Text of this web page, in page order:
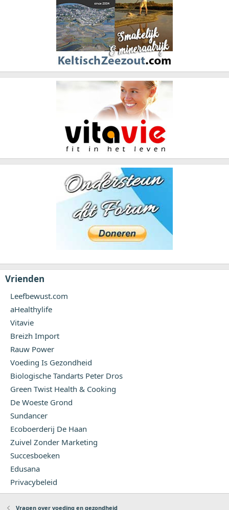
Vrienden
Leefbewust.com
aHealthylife
Vitavie
Breizh Import
Rauw Power
Voeding Is Gezondheid
Biologische Tandarts Peter Dros
Green Twist Health & Cooking
De Woeste Grond
Sundancer
Ecoboerderij De Haan
Zuivel Zonder Marketing
Succesboeken
Edusana
Privacybeleid
Vragen over voeding en gezondheid